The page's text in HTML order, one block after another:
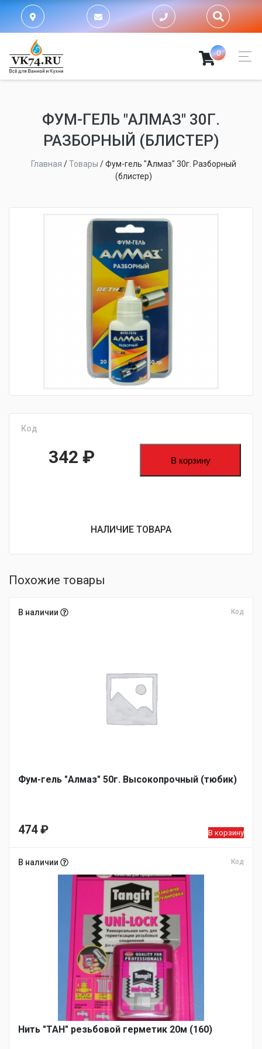
0
ФУМ-ГЕЛЬ "АЛМАЗ" 30Г.
РАЗБОРНЫЙ (БЛИСТЕР)
Главная /Товары /Фум-гель "Алмаз" 30г. Разборный
(блистер)
Код
342 ₽ В корзину
НАЛИЧИЕ ТОВАРА
Похожие товары
В наличии Код
Фум-гель "Алмаз" 50г. Высокопрочный (тюбик)
474₽ В корзину
В наличии Код
Нить "ТАН" резьбовой герметик 20м (160)